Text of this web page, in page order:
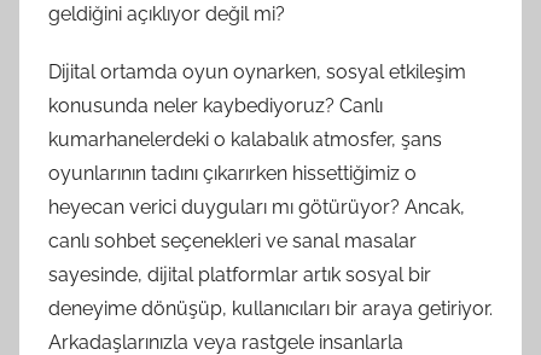
geldiğini açıklıyor değil mi?
Dijital ortamda oyun oynarken, sosyal etkileşim
konusunda neler kaybediyoruz? Canlı
kumarhanelerdeki o kalabalık atmosfer, şans
oyunlarının tadını çıkarırken hissettiğimiz o
heyecan verici duyguları mı götürüyor? Ancak,
canlı sohbet seçenekleri ve sanal masalar
sayesinde, dijital platformlar artık sosyal bir
deneyime dönüşüp, kullanıcıları bir araya getiriyor.
Arkadaşlarınızla veya rastgele insanlarla